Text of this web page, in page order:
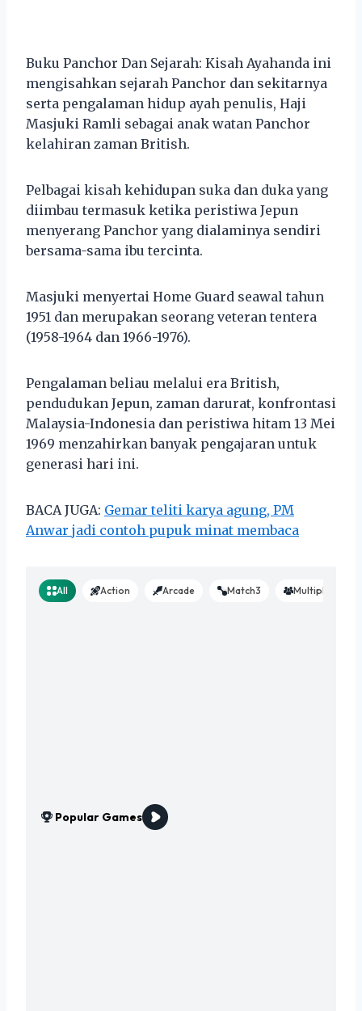
Buku Panchor Dan Sejarah: Kisah Ayahanda ini
mengisahkan sejarah Panchor dan sekitarnya
serta pengalaman hidup ayah penulis, Haji
Masjuki Ramli sebagai anak watan Panchor
kelahiran zaman British.
Pelbagai kisah kehidupan suka dan duka yang
diimbau termasuk ketika peristiwa Jepun
menyerang Panchor yang dialaminya sendiri
bersama-sama ibu tercinta.
Masjuki menyertai Home Guard seawal tahun
1951 dan merupakan seorang veteran tentera
(1958-1964 dan 1966-1976).
Pengalaman beliau melalui era British,
pendudukan Jepun, zaman darurat, konfrontasi
Malaysia-Indonesia dan peristiwa hitam 13 Mei
1969 menzahirkan banyak pengajaran untuk
generasi hari ini.
BACA JUGA: Gemar teliti karya agung, PM
Anwar jadi contoh pupuk minat membaca